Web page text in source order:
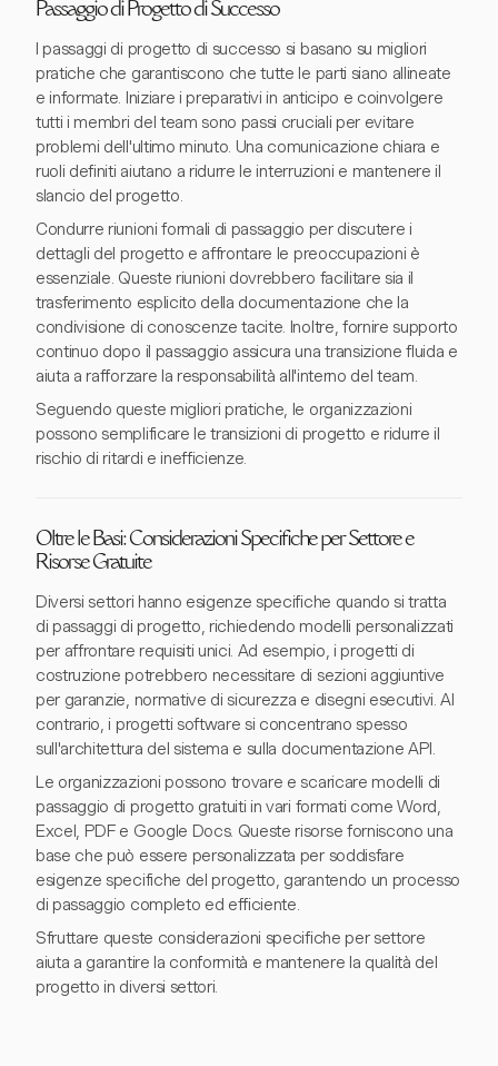
Passaggio di Progetto di Successo
I passaggi di progetto di successo si basano su migliori
pratiche che garantiscono che tutte le parti siano allineate
e informate. Iniziare i preparativi in anticipo e coinvolgere
tutti i membri del team sono passi cruciali per evitare
problemi dell'ultimo minuto. Una comunicazione chiara e
ruoli definiti aiutano a ridurre le interruzioni e mantenere il
slancio del progetto.
Condurre riunioni formali di passaggio per discutere i
dettagli del progetto e affrontare le preoccupazioni è
essenziale. Queste riunioni dovrebbero facilitare sia il
trasferimento esplicito della documentazione che la
condivisione di conoscenze tacite. Inoltre, fornire supporto
continuo dopo il passaggio assicura una transizione fluida e
aiuta a rafforzare la responsabilità all'interno del team.
Seguendo queste migliori pratiche, le organizzazioni
possono semplificare le transizioni di progetto e ridurre il
rischio di ritardi e inefficienze.
Oltre le Basi: Considerazioni Specifiche per Settore e
Risorse Gratuite
Diversi settori hanno esigenze specifiche quando si tratta
di passaggi di progetto, richiedendo modelli personalizzati
per affrontare requisiti unici. Ad esempio, i progetti di
costruzione potrebbero necessitare di sezioni aggiuntive
per garanzie, normative di sicurezza e disegni esecutivi. Al
contrario, i progetti software si concentrano spesso
sull'architettura del sistema e sulla documentazione API.
Le organizzazioni possono trovare e scaricare modelli di
passaggio di progetto gratuiti in vari formati come Word,
Excel, PDF e Google Docs. Queste risorse forniscono una
base che può essere personalizzata per soddisfare
esigenze specifiche del progetto, garantendo un processo
di passaggio completo ed efficiente.
Sfruttare queste considerazioni specifiche per settore
aiuta a garantire la conformità e mantenere la qualità del
progetto in diversi settori.